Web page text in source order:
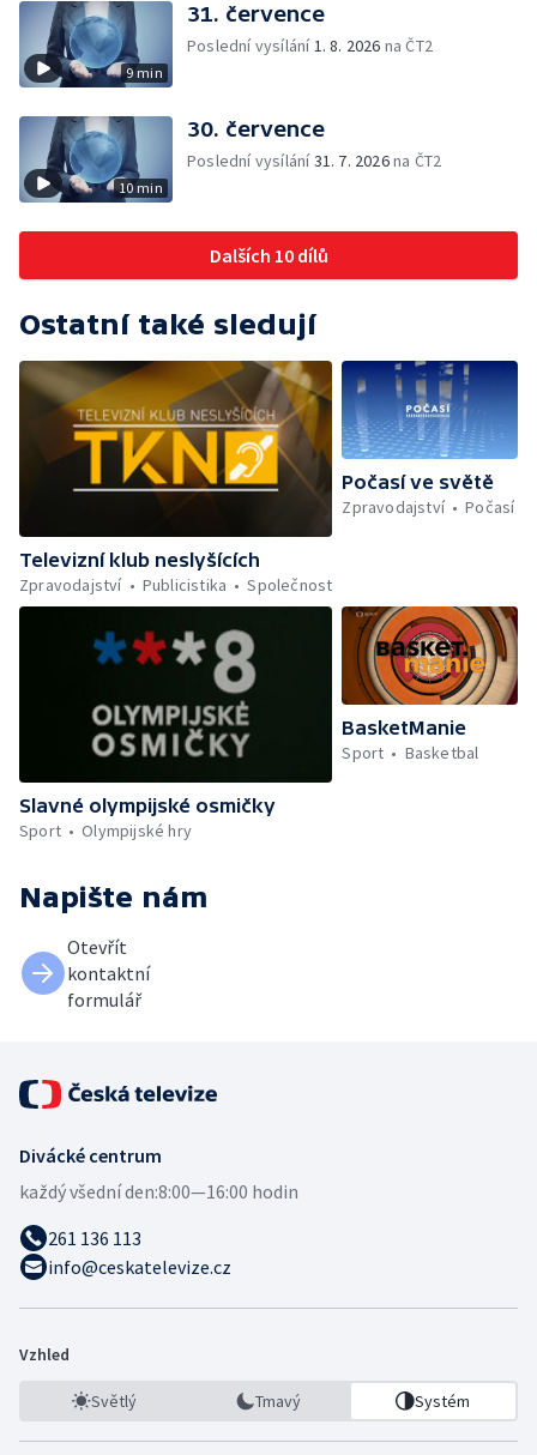
9 min
31. července
Poslední vysílání1. 8. 2026 na ČT2
10 min
30. července
Poslední vysílání31. 7. 2026na ČT2
Dalších 10 dílů
Ostatní také sledují
Televizní klub neslyšících
Zpravodajství
Publicistika Společnost
Počasí ve světě
Zpravodajství
Počasí
Slavné olympijské osmičky
Sport
Olympijské hry
BasketManie
Sport
Basketbal
Napište nám
Otevřít
kontaktní
formulář
Divácké centrum
každý všední den:8:00—16:00 hodin
261 136 113
info@ceskatelevize.cz
Vzhled
Světlý Tmavý Systém